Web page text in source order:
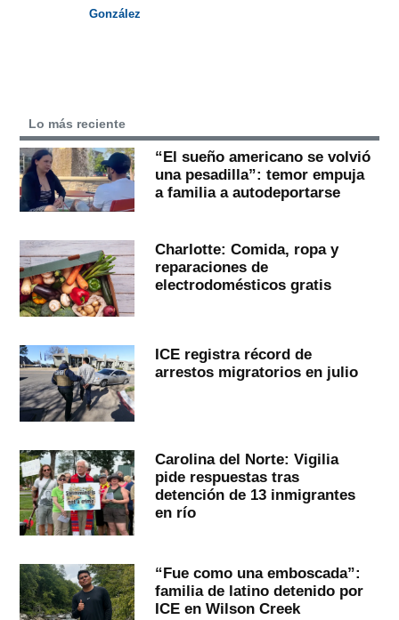
González
Lo más reciente
“El sueño americano se volvió
una pesadilla”: temor empuja
a familia a autodeportarse
Charlotte: Comida, ropa y
reparaciones de
electrodomésticos gratis
ICE registra récord de
arrestos migratorios en julio
Carolina del Norte: Vigilia
pide respuestas tras
detención de 13 inmigrantes
en río
“Fue como una emboscada”:
familia de latino detenido por
ICE en Wilson Creek